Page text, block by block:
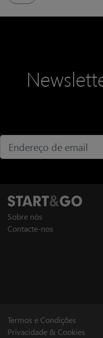
Sobre nós
Contacte-nos
Termos e Condições
Privacidade & Cookies